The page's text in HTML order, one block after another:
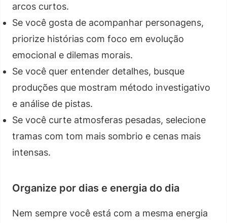
arcos curtos.
Se você gosta de acompanhar personagens,
priorize histórias com foco em evolução
emocional e dilemas morais.
Se você quer entender detalhes, busque
produções que mostram método investigativo
e análise de pistas.
Se você curte atmosferas pesadas, selecione
tramas com tom mais sombrio e cenas mais
intensas.
Organize por dias e energia do dia
Nem sempre você está com a mesma energia